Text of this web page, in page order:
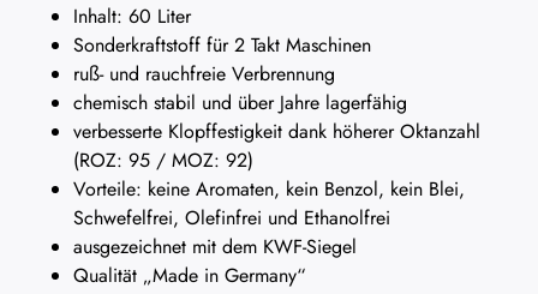
Inhalt: 60 Liter
Sonderkraftstoff für 2 Takt Maschinen
ruß- und rauchfreie Verbrennung
chemisch stabil und über Jahre lagerfähig
verbesserte Klopffestigkeit dank höherer Oktanzahl
(ROZ: 95 / MOZ: 92)
Vorteile: keine Aromaten, kein Benzol, kein Blei,
Schwefelfrei, Olefinfrei und Ethanolfrei
ausgezeichnet mit dem KWF-Siegel
Qualität „Made in Germany“